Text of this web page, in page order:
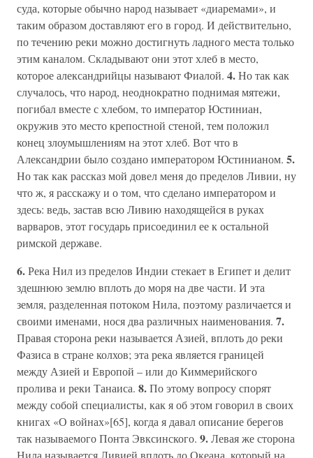
суда, которые обычно народ называет «диаремами», и
таким образом доставляют его в город. И действительно,
по течению реки можно достигнуть ладного места только
этим каналом. Складывают они этот хлеб в место,
которое александрийцы называют Фиалой. 4.Но так как
случалось, что народ, неоднократно поднимая мятежи,
погибал вместе с хлебом, то император Юстиниан,
окружив это место крепостной стеной, тем положил
конец злоумышлениям на этот хлеб. Вот что в
Александрии было создано императором Юстинианом. 5.
Но так как рассказ мой довел меня до пределов Ливии, ну
что ж, я расскажу и о том, что сделано императором и
здесь: ведь, застав всю Ливию находящейся в руках
варваров, этот государь присоединил ее к остальной
римской державе.
6.Река Нил из пределов Индии стекает в Египет и делит
здешнюю землю вплоть до моря на две части. И эта
земля, разделенная потоком Нила, поэтому различается и
своими именами, нося два различных наименования. 7.
Правая сторона реки называется Азией, вплоть до реки
Фазиса в стране колхов; эта река является границей
между Азией и Европой – или до Киммерийского
пролива и реки Танаиса. 8.По этому вопросу спорят
между собой специалисты, как я об этом говорил в своих
книгах «О войнах»[65], когда я давал описание берегов
так называемого Понта Эвксинского. 9.Левая же сторона
Нила называется Ливией вплоть до Океана, который на